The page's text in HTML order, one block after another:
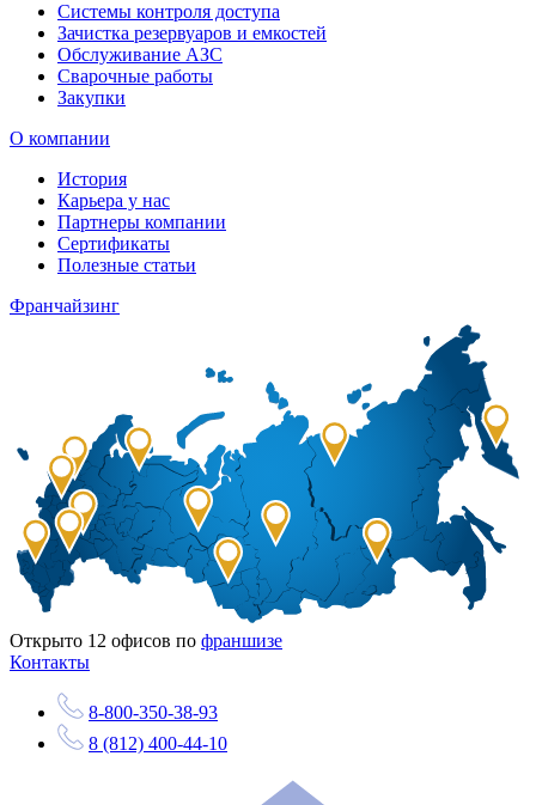
Системы контроля доступа
Зачистка резервуаров и емкостей
Обслуживание АЗС
Сварочные работы
Закупки
О компании
История
Карьера у нас
Партнеры компании
Сертификаты
Полезные статьи
Франчайзинг
Открыто 12 офисов по франшизе
Контакты
8-800-350-38-93
8 (812) 400-44-10